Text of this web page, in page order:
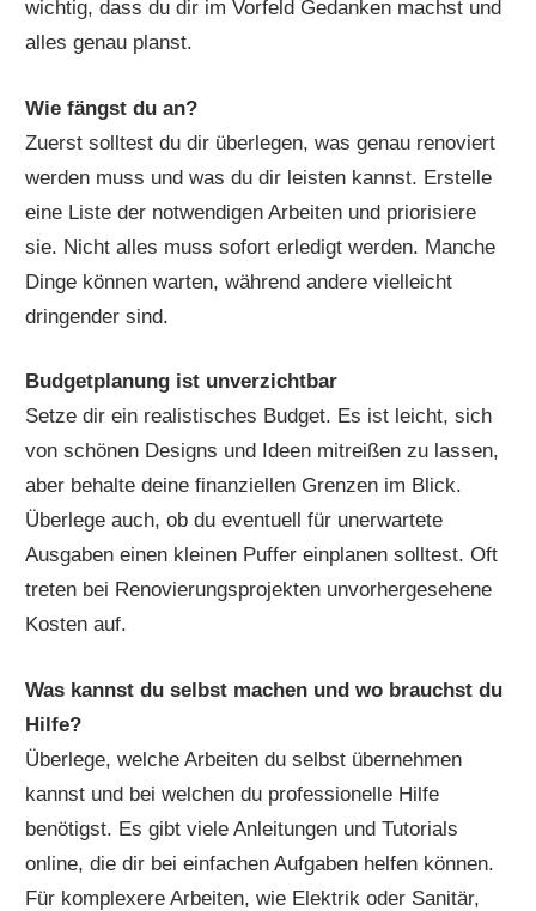
wichtig, dass du dir im Vorfeld Gedanken machst und
alles genau planst.
Wie fängst du an?
Zuerst solltest du dir überlegen, was genau renoviert
werden muss und was du dir leisten kannst. Erstelle
eine Liste der notwendigen Arbeiten und priorisiere
sie. Nicht alles muss sofort erledigt werden. Manche
Dinge können warten, während andere vielleicht
dringender sind.
Budgetplanung ist unverzichtbar
Setze dir ein realistisches Budget. Es ist leicht, sich
von schönen Designs und Ideen mitreißen zu lassen,
aber behalte deine finanziellen Grenzen im Blick.
Überlege auch, ob du eventuell für unerwartete
Ausgaben einen kleinen Puffer einplanen solltest. Oft
treten bei Renovierungsprojekten unvorhergesehene
Kosten auf.
Was kannst du selbst machen und wo brauchst du
Hilfe?
Überlege, welche Arbeiten du selbst übernehmen
kannst und bei welchen du professionelle Hilfe
benötigst. Es gibt viele Anleitungen und Tutorials
online, die dir bei einfachen Aufgaben helfen können.
Für komplexere Arbeiten, wie Elektrik oder Sanitär,